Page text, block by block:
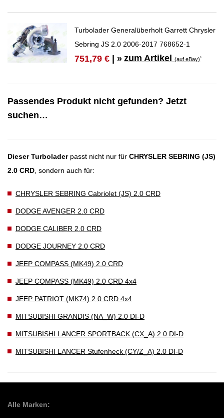
Turbolader Generalüberholt Garrett Chrysler
Sebring JS 2.0 2006-2017 768652-1
751,79 € | » zum Artikel(auf eBay)*
Passendes Produkt nicht gefunden? Jetzt
suchen…
Dieser Turboladerpasst nicht nur für CHRYSLER SEBRING (JS)
2.0 CRD, sondern auch für:
CHRYSLER SEBRING Cabriolet (JS) 2.0 CRD
DODGE AVENGER 2.0 CRD
DODGE CALIBER 2.0 CRD
DODGE JOURNEY 2.0 CRD
JEEP COMPASS (MK49) 2.0 CRD
JEEP COMPASS (MK49) 2.0 CRD 4x4
JEEP PATRIOT (MK74) 2.0 CRD 4x4
MITSUBISHI GRANDIS (NA_W) 2.0 DI-D
MITSUBISHI LANCER SPORTBACK (CX_A) 2.0 DI-D
MITSUBISHI LANCER Stufenheck (CY/Z_A) 2.0 DI-D
Alle Marken: